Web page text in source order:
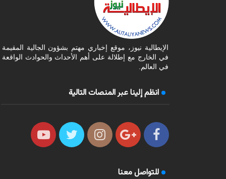
الإيطالية نيوز، موقع إخباري مهتم بشؤون الجالية المقيمة
في الخارج مع إطلالة على أهم الأحداث والحوادث الواقعة
في العالم.
انظم إلينا عبر المنصات التالية
للتواصل معنا